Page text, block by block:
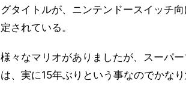
グタイトルが、ニンテンドースイッチ
定されている。
様々なマリオがありましたが、スーパ
は、実に15年ぶりという事なのでかなり